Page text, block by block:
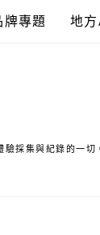
牌專題 地
驗採集與紀錄的一